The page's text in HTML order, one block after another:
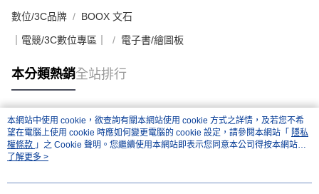
數位/3C品牌 BOOX 文石
｜電競/3C數位專區｜ 電子書/繪圖板
本分類熱銷全站排行
熱門標籤
本網站中使用 cookie，欲查詢有關本網站使用 cookie 方式之詳情，及若您不希
望在電腦上使用 cookie 時應如何變更電腦的 cookie 設定，請參閱本網站「 隱私
權條款 」之 Cookie 聲明。您繼續使用本網站即表示您同意本公司得按本網站使
用條款之 Cookie 聲明使用 cookie。
了解更多 >